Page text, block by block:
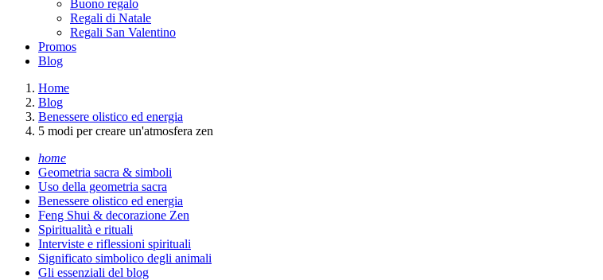
Buono regalo
Regali di Natale
Regali San Valentino
Promos
Blog
Home
Blog
Benessere olistico ed energia
5 modi per creare un'atmosfera zen
home
Geometria sacra & simboli
Uso della geometria sacra
Benessere olistico ed energia
Feng Shui & decorazione Zen
Spiritualità e rituali
Interviste e riflessioni spirituali
Significato simbolico degli animali
Gli essenziali del blog